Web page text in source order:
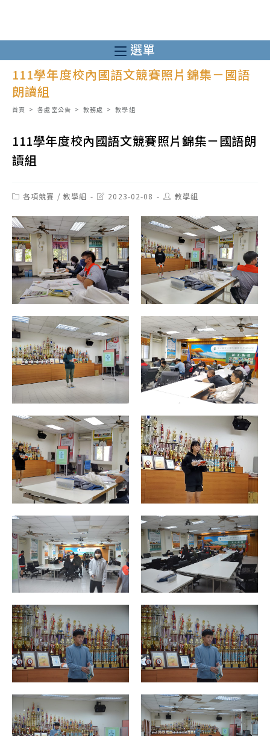
至
主
選單
111學年度校內國語文競賽照片錦集－國語
朗讀組
首頁 > 各處室公告 > 教務處 > 教學組
111學年度校內國語文競賽照片錦集－國語朗
讀組
Post各項競賽 / 教學組
Post2023-02-08
Post教學組